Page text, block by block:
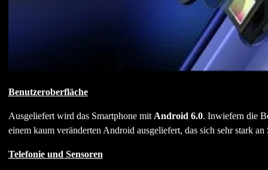
Benutzeroberfläche
Ausgeliefert wird das Smartphone mit Android 6.0. Inwiefern die
einem kaum veränderten Android ausgeliefert, das sich sehr stark
Telefonie und Sensoren